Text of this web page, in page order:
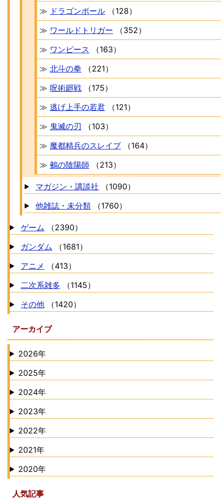
≫ ドラゴンボール
（128）
≫ ワールドトリガー
（352）
≫ ワンピース
（163）
≫ 北斗の拳
（221）
≫ 呪術廻戦
（175）
≫ 逃げ上手の若君
（121）
≫ 鬼滅の刃
（103）
≫ 魔都精兵のスレイブ
（164）
≫ 鵺の陰陽師 （213）
マガジン・講談社
（1090）
他雑誌・未分類
（1760）
ゲーム
（2390）
ガンダム
（1681）
アニメ
（413）
二次系雑多
（1145）
その他
（1420）
アーカイブ
2026年
2025年
2024年
2023年
2022年
2021年
2020年
人気記事